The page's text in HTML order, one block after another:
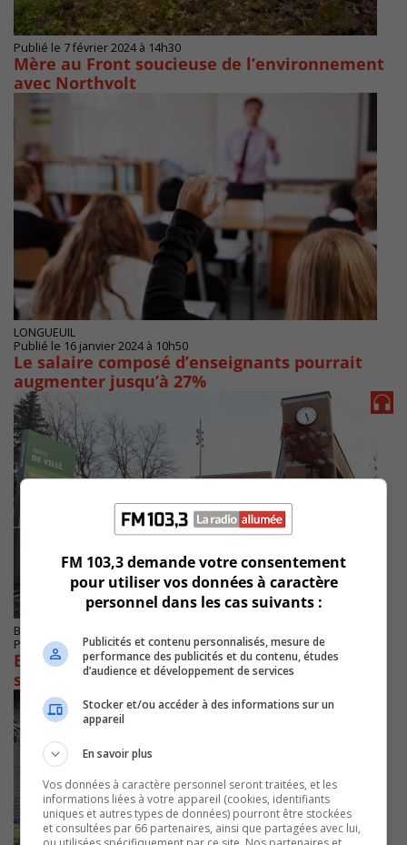
Publié le 7 février 2024 à 14h30
Mère au Front soucieuse de l’environnement
avec Northvolt
LONGUEUIL
Publié le 16 janvier 2024 à 10h50
Le salaire composé d’enseignants pourrait
augmenter jusqu’à 27%
BROSSARD
Publié le 25 septembre 2023 à 12h44
Brossard tient une campagne de
sensibilisation à la sécurité
FM 103,3 demande votre consentement
pour utiliser vos données à caractère
personnel dans les cas suivants :
Publicités et contenu personnalisés, mesure de
performance des publicités et du contenu, études
d’audience et développement de services
Stocker et/ou accéder à des informations sur un
appareil
En savoir plus
Vos données à caractère personnel seront traitées, et les
informations liées à votre appareil (cookies, identifiants
uniques et autres types de données) pourront être stockées
et consultées par 66 partenaires, ainsi que partagées avec lui,